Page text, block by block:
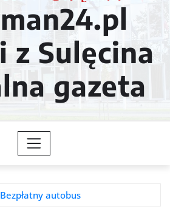
z Sulęcina
gazeta
Bezpłatny autobus